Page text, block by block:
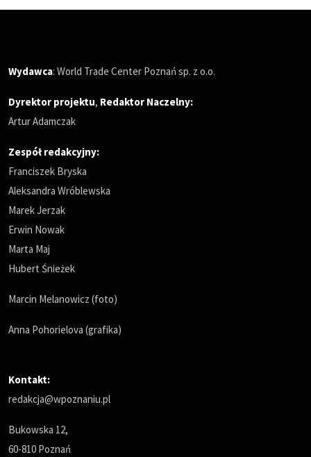
Wydawca: World Trade Center Poznań sp. z o.o.
Dyrektor projektu, Redaktor Naczelny:
Artur Adamczak
Zespół redakcyjny:
Franciszek Bryska
Aleksandra Wróblewska
Marek Jerzak
Erwin Nowak
Marta Maj
Hubert Śnieżek
Marcin Melanowicz (foto)
Anna Pohorielova (grafika)
Kontakt:
redakcja@wpoznaniu.pl
Bukowska 12,
60-810 Poznań